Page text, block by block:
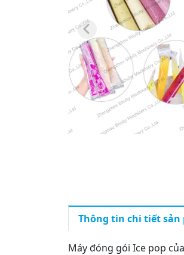
Thông tin chi tiết sản
Máy đóng gói Ice pop